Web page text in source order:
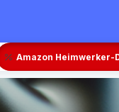
Amazon Heimwerker-